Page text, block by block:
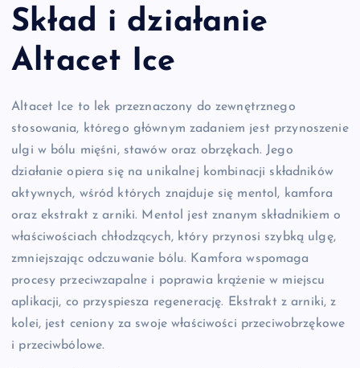
Skład i działanie
Altacet Ice
Altacet Ice to lek przeznaczony do zewnętrznego
stosowania, którego głównym zadaniem jest przynoszenie
ulgi w bólu mięśni, stawów oraz obrzękach. Jego
działanie opiera się na unikalnej kombinacji składników
aktywnych, wśród których znajduje się mentol, kamfora
oraz ekstrakt z arniki. Mentol jest znanym składnikiem o
właściwościach chłodzących, który przynosi szybką ulgę,
zmniejszając odczuwanie bólu. Kamfora wspomaga
procesy przeciwzapalne i poprawia krążenie w miejscu
aplikacji, co przyspiesza regenerację. Ekstrakt z arniki, z
kolei, jest ceniony za swoje właściwości przeciwobrzękowe
i przeciwbólowe.